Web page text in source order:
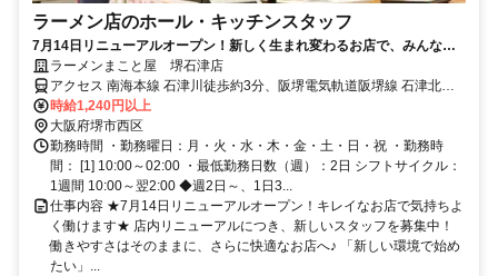
ラーメン店のホール・キッチンスタッフ
7月14日リニューアルオープン！新しく生まれ変わるお店で、みんな一
緒に楽しくスタートしませんか？＜１週間ごとの柔軟シフト×週２～
OK×まかないあり＞高校生・大学生・主婦・フリーター活躍中♪
ラーメンまこと屋 堺石津店
アクセス 南海本線 石津川徒歩約3分、阪堺電気軌道阪堺線 石津北徒
歩約8分、阪堺電気軌道阪堺線 石津（大阪府）出入口1徒歩約10分 南
海「石津川」駅より徒歩5分
時給1,240円以上
大阪府堺市西区
勤務時間 ・勤務曜日：月・火・水・木・金・土・日・祝 ・勤務時
間： [1] 10:00～02:00 ・最低勤務日数（週）：2日 シフトサイクル：
1週間 10:00～翌2:00 ◆週2日～、1日3...
仕事内容 ★7月14日リニューアルオープン！キレイなお店で気持ちよ
く働けます★ 店内リニューアルにつき、新しいスタッフを募集中！
働きやすさはそのままに、さらに快適なお店へ♪ 「新しい環境で始め
たい」...